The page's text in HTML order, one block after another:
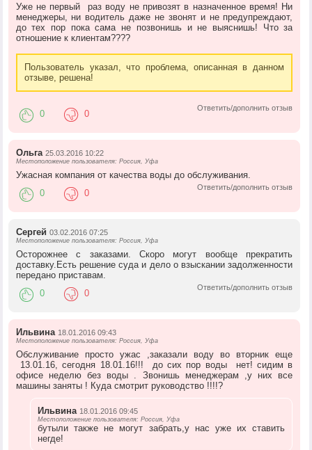
Уже не первый раз воду не привозят в назначенное время! Ни
менеджеры, ни водитель даже не звонят и не предупреждают,
до тех пор пока сама не позвонишь и не выяснишь! Что за
отношение к клиентам????
Пользователь указал, что проблема, описанная в данном
отзыве, решена!
Ответить/дополнить отзыв
0 0
Ольга 25.03.2016 10:22
Местоположение пользователя: Россия, Уфа
Ужасная компания от качества воды до обслуживания.
Ответить/дополнить отзыв
0 0
Сергей 03.02.2016 07:25
Местоположение пользователя: Россия, Уфа
Осторожнее с заказами. Скоро могут вообще прекратить
доставку.Есть решение суда и дело о взыскании задолженности
передано приставам.
Ответить/дополнить отзыв
0 0
Ильвина 18.01.2016 09:43
Местоположение пользователя: Россия, Уфа
Обслуживание просто ужас ,заказали воду во вторник еще
13.01.16, сегодня 18.01.16!!! до сих пор воды нет! сидим в
офисе неделю без воды . Звонишь менеджерам ,у них все
машины заняты ! Куда смотрит руководство !!!!?
Ильвина 18.01.2016 09:45
Местоположение пользователя: Россия, Уфа
бутыли также не могут забрать,у нас уже их ставить
негде!